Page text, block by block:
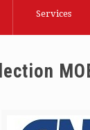
Services